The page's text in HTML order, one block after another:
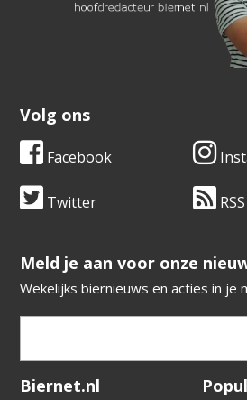
Volg ons
Facebook
Twitter RSS
​​​​​​​Meld je aan voor onze
Wekelijks biernieuws en acties in je
Verification code:
Biernet.nl